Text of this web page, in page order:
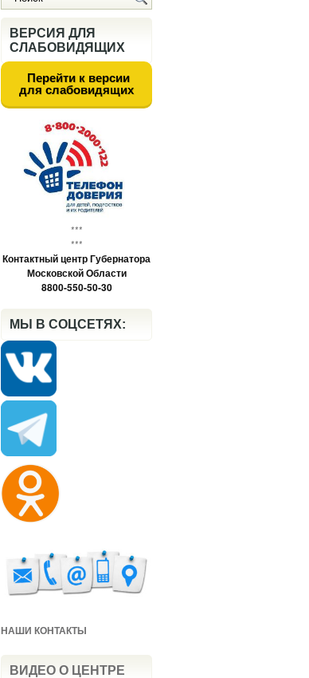
ВЕРСИЯ ДЛЯ
СЛАБОВИДЯЩИХ
Перейти к версии
для слабовидящих
***
***
Контактный центр Губернатора
Московской Области
8800-550-50-30
МЫ В СОЦСЕТЯХ:
НАШИ КОНТАКТЫ
ВИДЕО О ЦЕНТРЕ